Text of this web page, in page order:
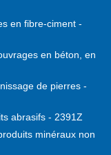
en fibre-ciment -
en béton, en
de pierres -
abrasifs - 2391Z
minéraux non